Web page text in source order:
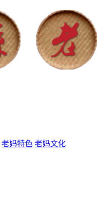
老妈特色 老妈文化